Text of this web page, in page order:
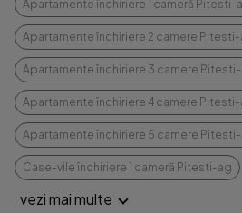
Apartamente închiriere 1 cameră Pitesti-
Apartamente închiriere 2 camere
Apartamente închiriere 3 camere
Apartamente închiriere 4 camere
Apartamente închiriere 5 camere
Case-vile închiriere 1 cameră Pitesti-ag
vezi mai multe